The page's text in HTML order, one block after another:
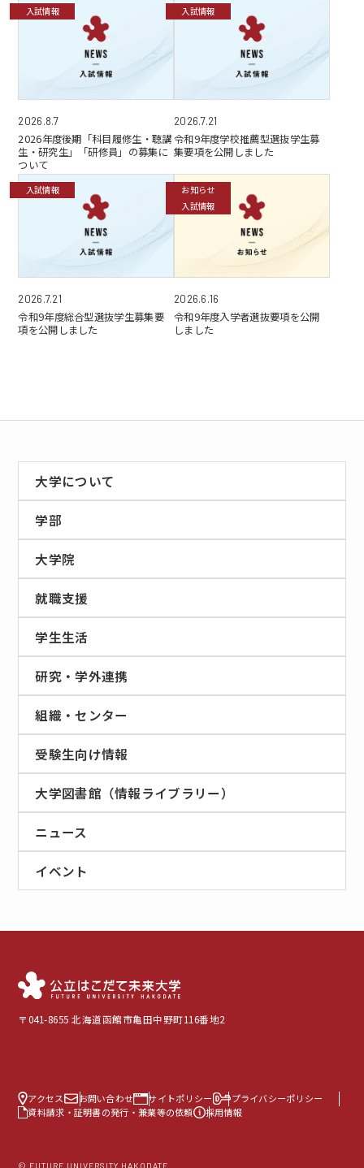
入試情報
2026.8.7
2026年度後期「科目履修生・聴講
生・研究生」「研修員」の募集に
ついて
入試情報
2026.7.21
令和9年度学校推薦型選抜学生募
集要項を公開しました
入試情報
2026.7.21
令和9年度総合型選抜学生募集要
項を公開しました
お知らせ
入試情報
2026.6.16
令和9年度入学者選抜要項を公開
しました
大学について
学部
大学院
就職支援
学生生活
研究・学外連携
組織・センター
受験生向け情報
大学図書館（情報ライブラリー）
ニュース
イベント
〒041-8655 北海道函館市亀田中野町116番地2
アクセス お問い合わせ サイトポリシー
プライバシーポリシー
資料請求・証明書の発行・兼業等の依頼
採用情報
© FUTURE UNIVERSITY HAKODATE